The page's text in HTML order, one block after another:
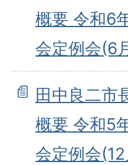
概要 令和6
会定例会(6
田中良二市
概要 令和5
会定例会